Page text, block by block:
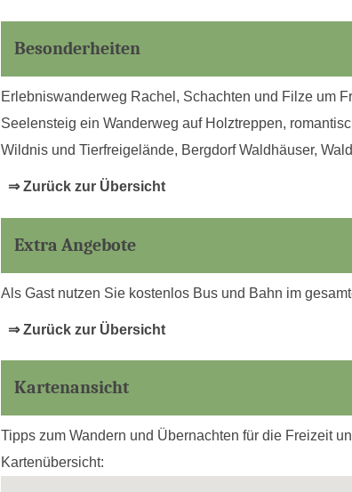
Besonderheiten
Erlebniswanderweg Rachel, Schachten und Filze um
Seelensteig ein Wanderweg auf Holztreppen,
Wildnis und Tierfreigelände, Bergdorf Waldhäuser,
⇒ Zurück zur Übersicht
Extra Angebote
Als Gast nutzen Sie kostenlos Bus und Bahn im
⇒ Zurück zur Übersicht
Kartenansicht
Tipps zum Wandern und Übernachten für die Freizeit
Kartenübersicht: